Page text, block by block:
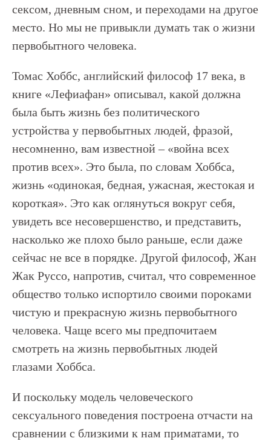
сексом, дневным сном, и переходами на другое
место. Но мы не привыкли думать так о жизни
первобытного человека.
Томас Хоббс, английский философ 17 века, в
книге «Лефиафан» описывал, какой должна
была быть жизнь без политического
устройства у первобытных людей, фразой,
несомненно, вам известной – «война всех
против всех». Это была, по словам Хоббса,
жизнь «одинокая, бедная, ужасная, жестокая и
короткая». Это как оглянуться вокруг себя,
увидеть все несовершенство, и представить,
насколько же плохо было раньше, если даже
сейчас не все в порядке. Другой философ, Жан
Жак Руссо, напротив, считал, что современное
общество только испортило своими пороками
чистую и прекрасную жизнь первобытного
человека. Чаще всего мы предпочитаем
смотреть на жизнь первобытных людей
глазами Хоббса.
И поскольку модель человеческого
сексуального поведения построена отчасти на
сравнении с близкими к нам приматами, то